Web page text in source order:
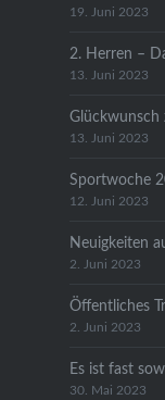
19. Juni 2023
2. Herren –
13. Juni 2023
Glückwunsch
13. Juni 2023
Sportwoche
12. Juni 2023
Neuigkeiten
2. Juni 2023
Öffentliches
2. Juni 2023
Es ist fast
30. Mai 2023